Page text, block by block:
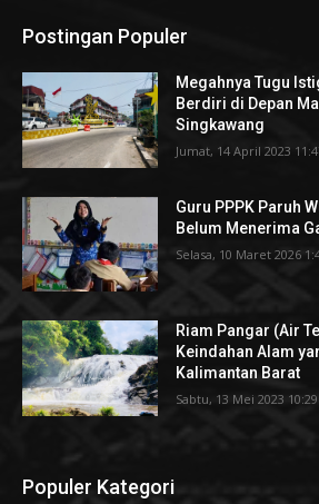
Postingan Populer
Megahnya Tugu
Berdiri di Depan
Singkawang
Jumat, 14 April 2023
Guru PPPK Paruh
Belum Menerima
Selasa, 10 Maret 2026
Riam Pangar (Air
Keindahan Alam
Kalimantan Barat
Sabtu, 13 Mei 2023
Populer Kategori